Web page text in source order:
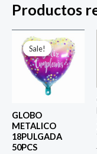
Productos
Sale!
Sale!
GLOBO
METALICO
18PULGADA
50PCS
precio
original
era:
$ 4.000.